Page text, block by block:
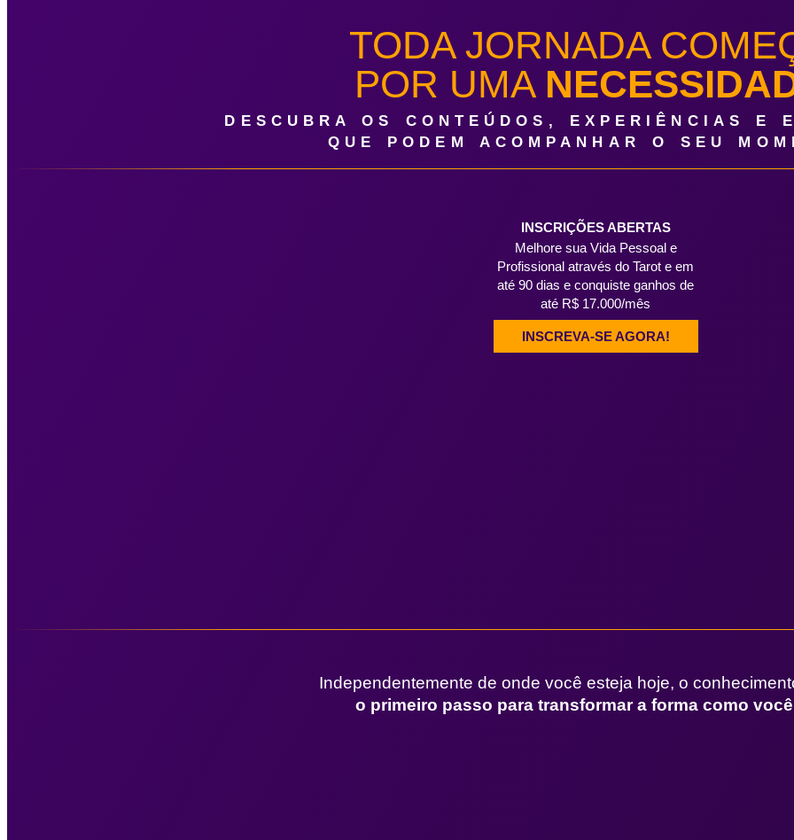
TODA JORNADA
POR UMA
DESCUBRA OS CONTEÚDOS, EXPERIÊNCIAS E
QUE PODEM ACOMPANHAR O SEU
INSCRIÇÕES ABERTAS
Melhore sua Vida Pessoal e
Profissional através do Tarot e em
até 90 dias e conquiste ganhos de
até R$ 17.000/mês
INSCREVA-SE AGORA!
Independentemente de onde você esteja hoje, o
o primeiro passo para transformar a forma como